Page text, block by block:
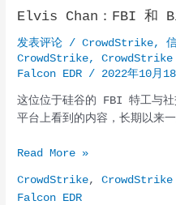
业
界
最
完
的
对
驱
动
的
Elvis Chan：FBI 和
发表评论 /CrowdStrike,
CrowdStrike,
Falcon EDR / 2022年10月18
这位位于硅谷的 FBI 特工与社
平台上看到的内容，长期以来
Elvis
Read More »
CrowdStrike,
Falcon EDR